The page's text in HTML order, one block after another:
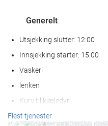
Generelt
Utsjekking slutter: 12:00
Innsjekking starter: 15:00
Vaskeri
lenken
Kurv til kjæledyr
Skål til kjæledyr
Flest tjenester